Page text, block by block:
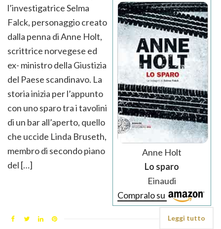
Anne Holt
Lo sparo
Einaudi
Compralo su
l’investigatrice Selma
Falck, personaggio creato
dalla penna di Anne Holt,
scrittrice norvegese ed
ex- ministro della Giustizia
del Paese scandinavo. La
storia inizia per l’appunto
con uno sparo tra i tavolini
di un bar all’aperto, quello
che uccide Linda Bruseth,
membro di secondo piano
del […]
Leggi tutto